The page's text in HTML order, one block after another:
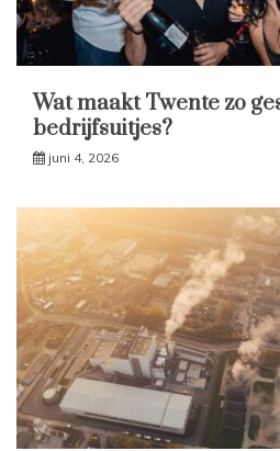
Wat maakt Twente zo
bedrijfsuitjes?
juni 4, 2026